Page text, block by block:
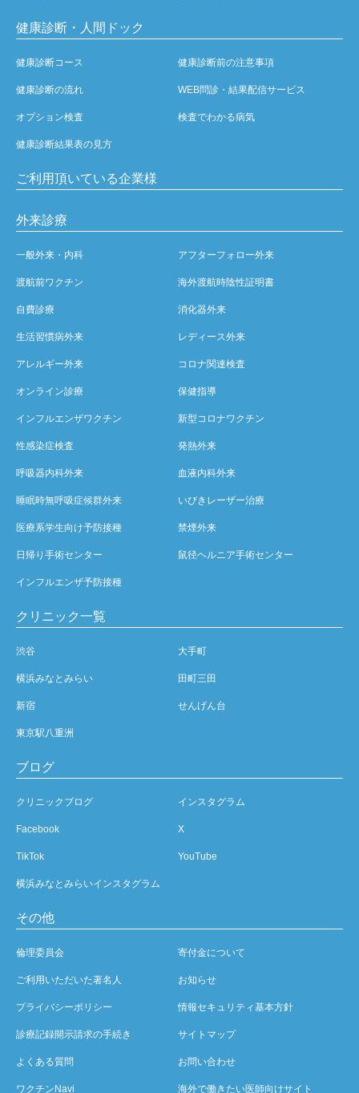
健康診断・人間ドック
健康診断コース 健康診断前の注意事項
健康診断の流れ WEB問診・結果配信サービス
オプション検査 検査でわかる病気
健康診断結果表の見方
ご利用頂いている企業様
外来診療
一般外来・内科 アフターフォロー外来
渡航前ワクチン 海外渡航時陰性証明書
自費診療 消化器外来
生活習慣病外来 レディース外来
アレルギー外来 コロナ関連検査
オンライン診療 保健指導
インフルエンザワクチン 新型コロナワクチン
性感染症検査 発熱外来
呼吸器内科外来 血液内科外来
睡眠時無呼吸症候群外来 いびきレーザー治療
医療系学生向け予防接種 禁煙外来
日帰り手術センター 鼠径ヘルニア手術センター
インフルエンザ予防接種
クリニック一覧
渋谷 大手町
横浜みなとみらい 田町三田
新宿 せんげん台
東京駅八重洲
ブログ
クリニックブログ インスタグラム
Facebook X
TikTok YouTube
横浜みなとみらいインスタグラム
その他
倫理委員会 寄付金について
ご利用いただいた著名人 お知らせ
プライバシーポリシー 情報セキュリティ基本方針
診療記録開示請求の手続き サイトマップ
よくある質問 お問い合わせ
ワクチンNavi 海外で働きたい医師向けサイト